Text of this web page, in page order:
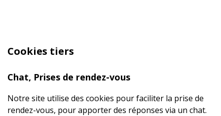
Cookies tiers
Chat, Prises de rendez-vous
Notre site utilise des cookies pour faciliter la prise de
rendez-vous, pour apporter des réponses via un chat.